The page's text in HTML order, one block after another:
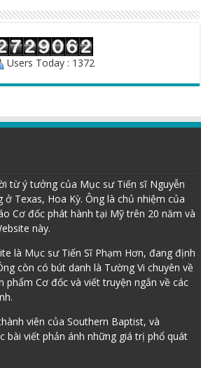
Users Today : 1372
từ ý tưởng của Mục sư Tiến sĩ Nguyễn
ở Texas, Hoa Kỳ. Ông là chủ nhiệm của
Cơ đốc phát hành tại Mỹ trên 20 năm và
này.
là Mục sư Tiến Sĩ Phạm Hơn, đang định
còn có bút danh là Tường Vi chuyên về
phẩm Cơ đốc và viết truyện ngắn về các
viên của Southern Baptist, và
bài viết phản ánh những giá trị phổ quát